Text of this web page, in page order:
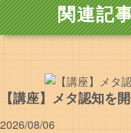
関連記
【講座】メタ認知を
2026/08/06